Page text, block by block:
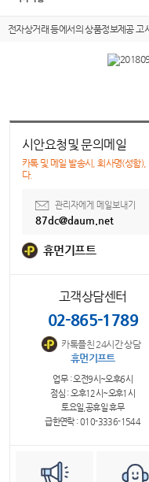
전자상거래 등에서의 상품정보제공 고시
시안요청및 문의메일
카톡 및 메일 발송시, 회사명(성함
다.
관리자에게 메일보내기
87dc@daum.net
휴먼기프트
고객상담센터
02-865-1789
카톡플친 24시간 상담
휴먼기프트
업무 : 오전9시~오후6시
점심 : 오후12시~오후1시
토요일,공휴일 휴무
급한연락 : 010-3336-1544